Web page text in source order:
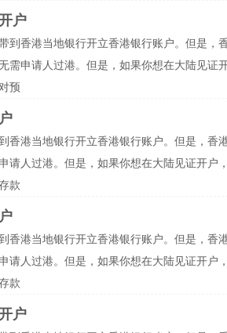
户
到香港当地银行开立香港银行账户。但是
需申请人过港。但是，如果你想在大陆见
预
香港当地银行开立香港银行账户。但是，
请人过港。但是，如果你想在大陆见证开
款
香港当地银行开立香港银行账户。但是，
请人过港。但是，如果你想在大陆见证开
款
户